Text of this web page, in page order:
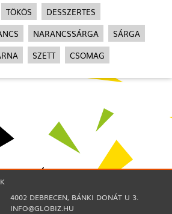
TÖKÖS
DESSZERTES
NARANCSSÁRGA
SÁRGA
SZETT CSOMAG
4002 DEBRECEN, BÁNKI DONÁT U 3.
INFO@GLOBIZ.HU